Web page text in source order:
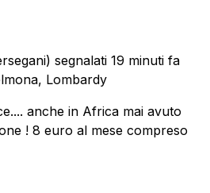
segnalati 19 minuti fa
Lombardy
anche in Africa mai avuto
! 8 euro al mese compreso